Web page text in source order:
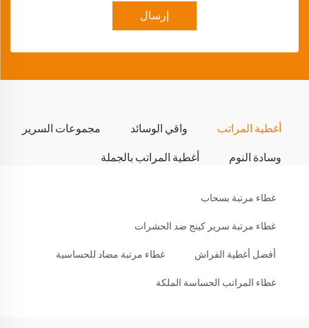
إرسال
أغطية المراتب واقي الوسائد مجموعات السرير
وسادة النوم أغطية المراتب بالجملة
غطاء مرتبة بسحاب
غطاء مرتبة سرير كينج ضد الحشرات
أفضل أغطية الفراش غطاء مرتبة مضاد للحساسية
غطاء المراتب الحساسة الملكة